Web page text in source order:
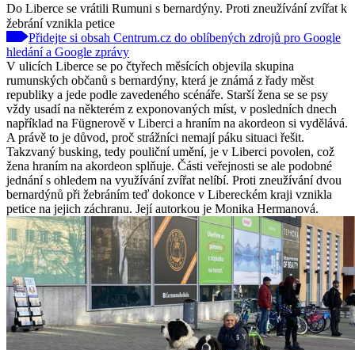
Do Liberce se vrátili Rumuni s bernardýny. Proti zneužívání zvířat k
žebrání vznikla petice
Přidejte si obsah Centrum.cz do oblíbených zdrojů pro Google
hledání a Google zprávy
V ulicích Liberce se po čtyřech měsících objevila skupina
rumunských občanů s bernardýny, která je známá z řady měst
republiky a jede podle zavedeného scénáře. Starší žena se se psy
vždy usadí na některém z exponovaných míst, v posledních dnech
například na Fügnerově v Liberci a hraním na akordeon si vydělává.
A právě to je důvod, proč strážníci nemají páku situaci řešit.
Takzvaný busking, tedy pouliční umění, je v Liberci povolen, což
žena hraním na akordeon splňuje. Části veřejnosti se ale podobné
jednání s ohledem na využívání zvířat nelíbí. Proti zneužívání dvou
bernardýnů při žebráním teď dokonce v Libereckém kraji vznikla
petice na jejich záchranu. Její autorkou je Monika Hermanová.